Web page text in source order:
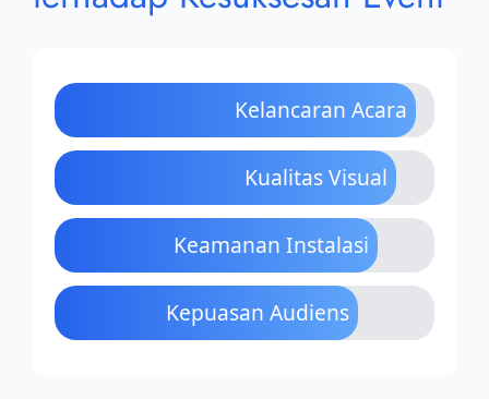
Kelancaran Acara
Kualitas Visual
Keamanan Instalasi
Kepuasan Audiens